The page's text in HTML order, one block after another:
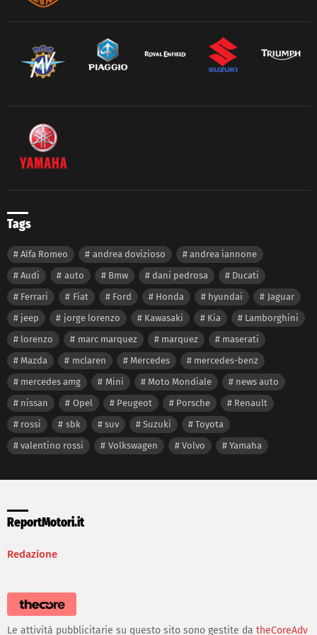
Tags
Alfa Romeo andrea dovizioso
andrea iannone
Audi
auto Bmw dani pedrosa
Ducati
Ferrari
Fiat Ford Honda hyundai
Jaguar
jeep
jorge lorenzo Kawasaki Kia
Lamborghini
lorenzo
marc marquez marquez
maserati
Mazda
mclaren Mercedes
mercedes-benz
mercedes amg
Mini Moto Mondiale
news auto
nissan
Opel Peugeot Porsche
Renault
rossi
sbk suv Suzuki
Toyota
valentino rossi
Volkswagen Volvo Yamaha
ReportMotori.it
Redazione
Le attività pubblicitarie su questo sito sono gestite da theCoreAdv